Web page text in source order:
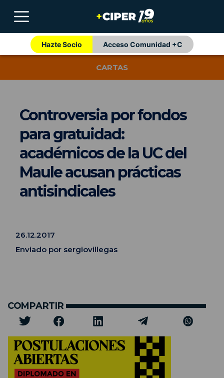
Hazte Socio Acceso Comunidad +C
CARTAS
Controversia por fondos
para gratuidad:
académicos de la UC del
Maule acusan prácticas
antisindicales
26.12.2017
Enviado por sergiovillegas
COMPARTIR